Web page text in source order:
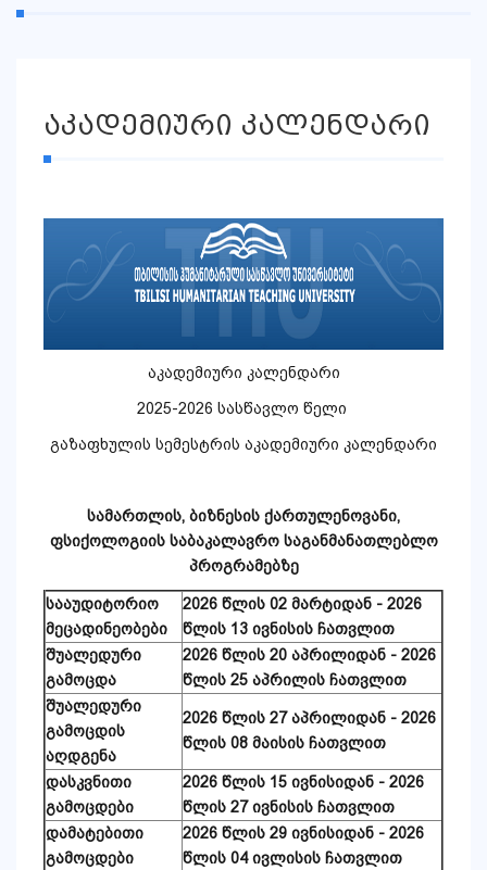
აკადემიური კალენდარი
აკადემიური კალენდარი
2025-2026 სასწავლო წელი
გაზაფხულის სემესტრის აკადემიური კალენდარი
სამართლის, ბიზნესის ქართულენოვანი,
ფსიქოლოგიის საბაკალავრო საგანმანათლებლო
პროგრამებზე
სააუდიტორიო
მეცადინეობები
2026 წლის 02 მარტიდან - 2026
წლის 13 ივნისის ჩათვლით
შუალედური
გამოცდა
2026 წლის 20 აპრილიდან - 2026
წლის 25 აპრილის ჩათვლით
შუალედური
გამოცდის
აღდგენა
2026 წლის 27 აპრილიდან - 2026
წლის 08 მაისის ჩათვლით
დასკვნითი
გამოცდები
2026 წლის 15 ივნისიდან - 2026
წლის 27 ივნისის ჩათვლით
დამატებითი
გამოცდები
2026 წლის 29 ივნისიდან - 2026
წლის 04 ივლისის ჩათვლით